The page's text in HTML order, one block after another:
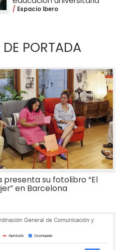
Espacio Ibero
PORTADA
presenta su fotolibro “El
en Barcelona